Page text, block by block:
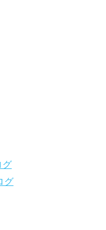
から「動画資料」を
.
＿＿＿＿＿＿＿＿＿
.
報満載の動画はコチラ
方はコチラ
ジ】
グ
グ